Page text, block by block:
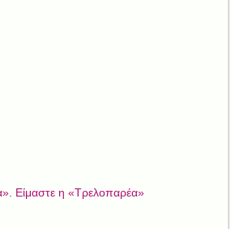
Είμαστε η «Τρελοπαρέα»